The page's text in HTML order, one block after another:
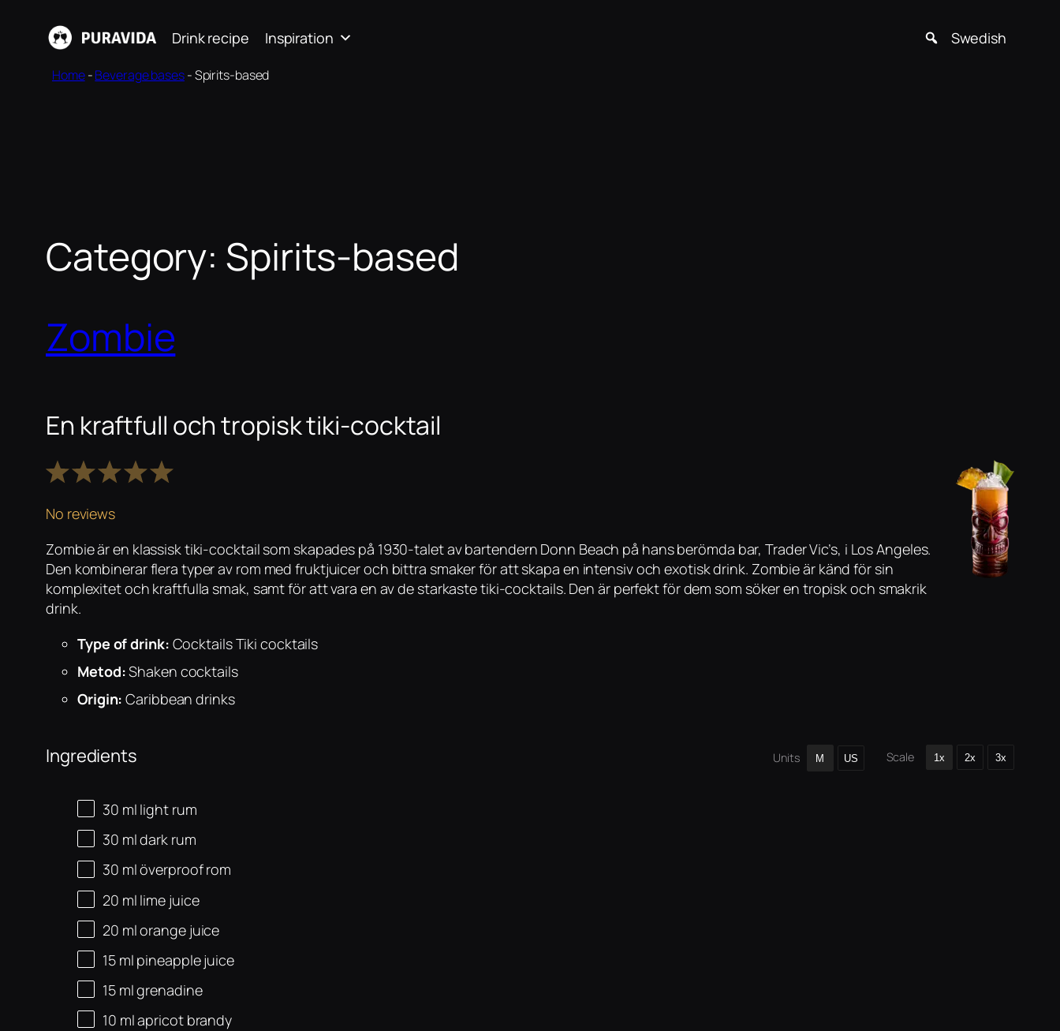
content
Drink recipe Inspiration Swedish
Home-Beverage bases-Spirits-based
Category: Spirits-based
Zombie
En kraftfull och tropisk tiki-cocktail
5
4
Stars
3
Stars
2
Stars
1
Star
No reviews
Zombie är en klassisk tiki-cocktail som skapades på 1930-talet av bartendern Donn Beach på hans berömda bar, Trader Vic’s, i Los Angeles.
Den kombinerar flera typer av rom med fruktjuicer och bittra smaker för att skapa en intensiv och exotisk drink. Zombie är känd för sin
komplexitet och kraftfulla smak, samt för att vara en av de starkaste tiki-cocktails. Den är perfekt för dem som söker en tropisk och smakrik
drink.
Type of drink: Cocktails Tiki cocktails
Metod:Shaken cocktails
Origin: Caribbean drinks
Ingredients Units M US Scale 1x 2x 3x
30 ml light rum
30 mldark rum
30 mlöverproof rom
20 ml lime juice
20 mlorange juice
15 ml pineapple juice
15 mlgrenadine
10 mlapricot brandy